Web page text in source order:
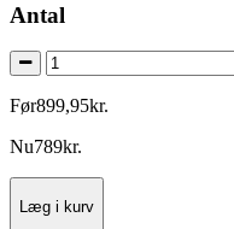
Antal
Før899,95kr.
Nu789kr.
Læg i kurv